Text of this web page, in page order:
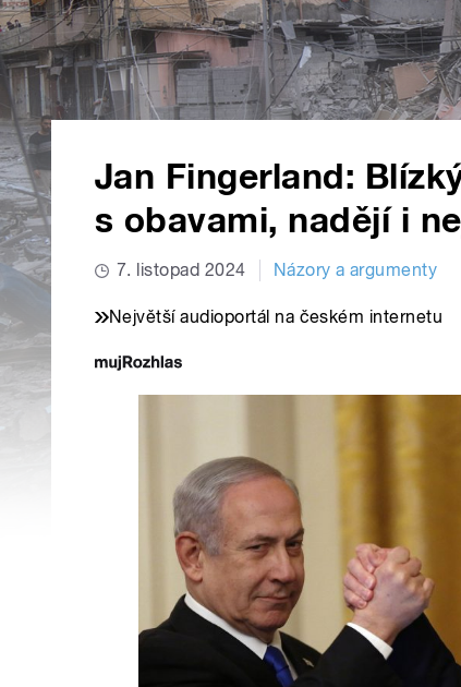
Jan Fingerland:
s obavami, nadějí i
7. listopad 2024 Názory a argumenty
Největší audioportál na českém internetu